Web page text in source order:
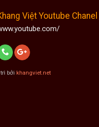
Việt Youtube Chanel
bởi khangviet.net